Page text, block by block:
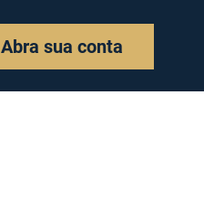
Abra sua conta